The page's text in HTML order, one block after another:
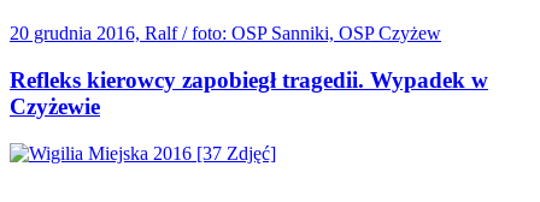
20 grudnia 2016, Ralf / foto: OSP Sanniki, OSP Czyżew
Refleks kierowcy zapobiegł tragedii. Wypadek w
Czyżewie